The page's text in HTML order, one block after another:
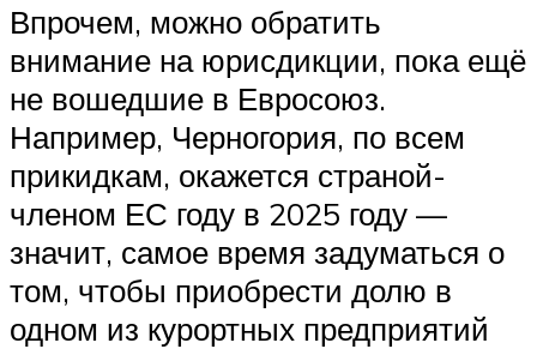
Впрочем, можно обратить
внимание на юрисдикции, пока ещё
не вошедшие в Евросоюз.
Например, Черногория, по всем
прикидкам, окажется страной-
членом ЕС году в 2025 году —
значит, самое время задуматься о
том, чтобы приобрести долю в
одном из курортных предприятий